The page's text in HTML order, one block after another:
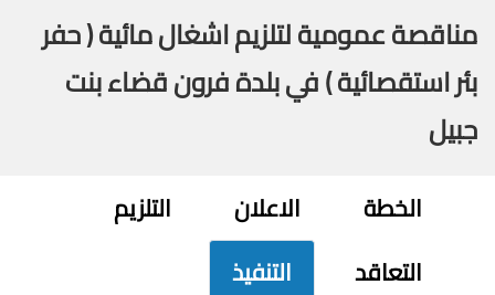
مناقصة عمومية لتلزيم اشغال مائية ( حفر
بئر استقصائية ) في بلدة فرون قضاء بنت
جبيل
الخطة الاعلان
التلزيم
التعاقد
التنفيذ